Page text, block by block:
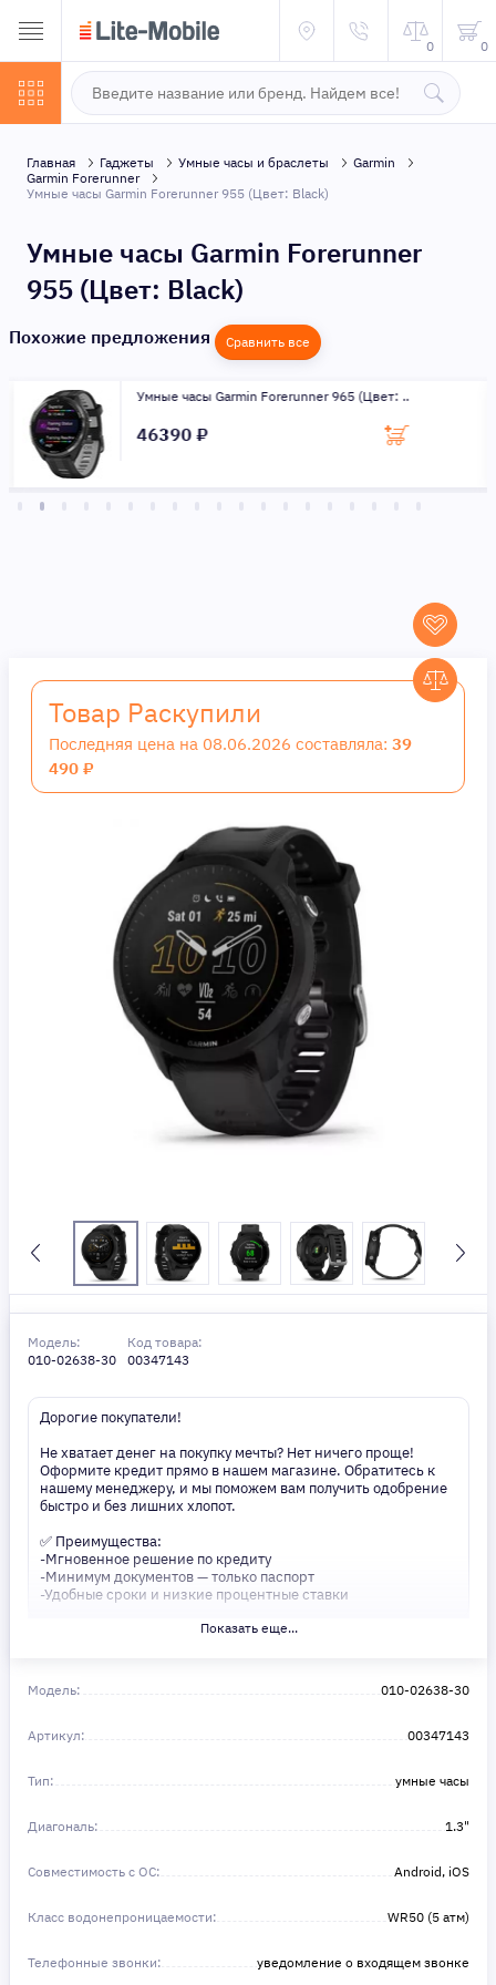
0 0
Главная Гаджеты Умные часы и браслеты
Garmin
Garmin Forerunner
Умные часы Garmin Forerunner 955 (Цвет: Black)
Умные часы Garmin Forerunner
955 (Цвет: Black)
Похожие предложения Сравнить все
Умные часы Garmin Forerunner 965 (Цвет: ..
46390 ₽
Товар Раскупили
Последняя цена на 08.06.2026 составляла: 39
490 ₽
Модель:
010-02638-30
Код товара:
00347143
Дорогие покупатели!
Не хватает денег на покупку мечты? Нет ничего проще!
Оформите кредит прямо в нашем магазине. Обратитесь к
нашему менеджеру, и мы поможем вам получить одобрение
быстро и без лишних хлопот.
✅ Преимущества:
-Мгновенное решение по кредиту
-Минимум документов — только паспорт
-Удобные сроки и низкие процентные ставки
Не откладывайте свои желания на потом! Получите то, что
Показать еще...
Модель: 010-02638-30
Артикул: 00347143
Тип: умные часы
Диагональ: 1.3"
Совместимость с ОС: Android, iOS
Класс водонепроницаемости: WR50 (5 атм)
Телефонные звонки: уведомление о входящем звонке